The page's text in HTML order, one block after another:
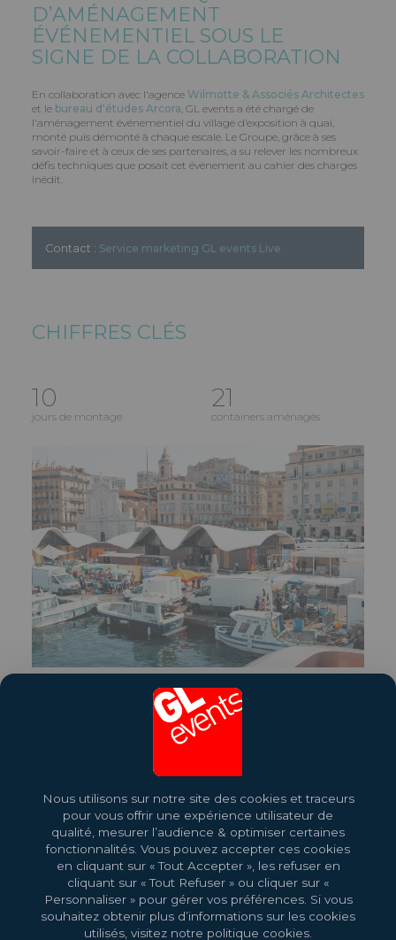
Nous utilisons sur notre site des cookies et traceurs
pour vous offrir une expérience utilisateur de
qualité, mesurer l’audience & optimiser certaines
fonctionnalités. Vous pouvez accepter ces cookies
en cliquant sur « Tout Accepter », les refuser en
cliquant sur « Tout Refuser » ou cliquer sur «
Personnaliser » pour gérer vos préférences. Si vous
souhaitez obtenir plus d’informations sur les cookies
utilisés, visitez notre politique cookies.
D’AMÉNAGEMENT
ÉVÉNEMENTIEL SOUS LE
SIGNE DE LA COLLABORATION
En collaboration avec l'agence Wilmotte & Associés Architectes
et le bureau d'études Arcora , GL events a été chargé de
l'aménagement événementiel du village d’exposition à quai,
monté puis démonté à chaque escale. Le Groupe, grâce à ses
savoir-faire et à ceux de ses partenaires, a su relever les nombreux
défis techniques que posait cet événement au cahier des charges
inédit.
Contact : Service marketing GL events Live
CHIFFRES CLÉS
10
jours de montage
21
containers aménagés
Partager cette référence